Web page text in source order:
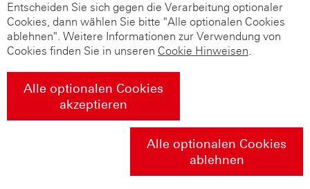
Entscheiden Sie sich gegen die Verarbeitung optionaler
Cookies, dann wählen Sie bitte "Alle optionalen Cookies
ablehnen". Weitere Informationen zur Verwendung von
Cookies finden Sie in unseren Cookie Hinweisen.
Alle optionalen Cookies
akzeptieren
Alle optionalen Cookies
ablehnen